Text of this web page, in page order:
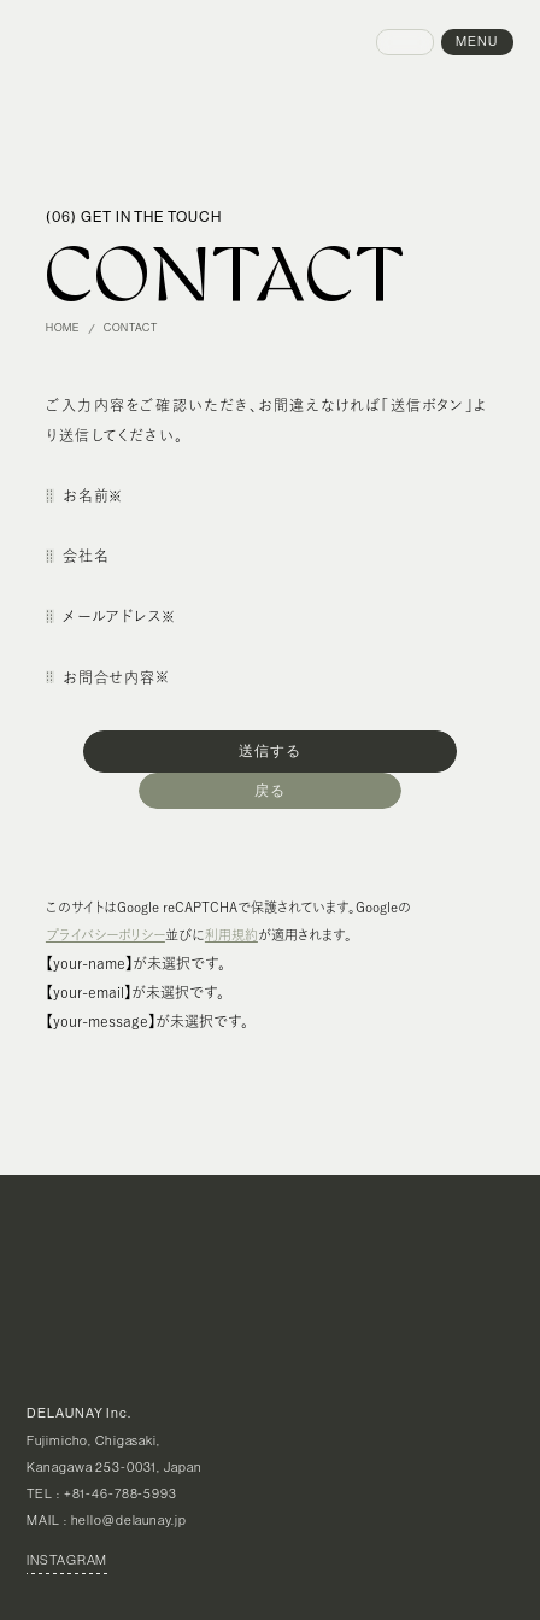
MENU
CLOSE
(06) GET IN THE TOUCH
CONTACT
HOME CONTACT
ご入力内容をご確認いただき、お間違えなければ「送信ボタン」よ
り送信してください。
お名前
会社名
メールアドレス
お問合せ内容
戻る
送信する
このサイトはGoogle reCAPTCHAで保護されています。 Googleの
プライバシーポリシー並びに 利用規約が適用されます。
【your-name】が未選択です。
【your-email】が未選択です。
【your-message】が未選択です。
DELAUNAY Inc.
Fujimicho, Chigasaki,
Kanagawa 253-0031, Japan
TEL : +81-46-788-5993
MAIL : hello@delaunay.jp
INSTAGRAM